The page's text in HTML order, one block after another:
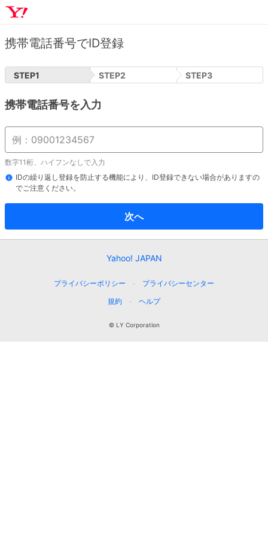
携帯電話番号でID登録
STEP1 STEP2 STEP3
携帯電話番号を入力
数字11桁、ハイフンなしで入力
IDの繰り返し登録を防止する機能により、ID登録できない場合がありますの
でご注意ください。
次へ
Yahoo! JAPAN
プライバシーポリシー
プライバシーセンター
規約
ヘルプ
© LY Corporation